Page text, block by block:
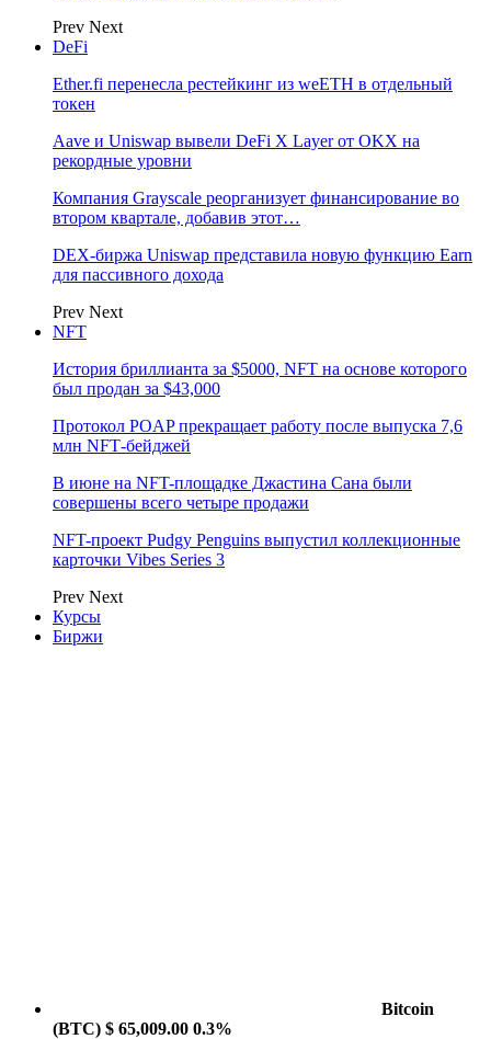
Prev Next
DeFi
Ether.fi перенесла рестейкинг из weETH в отдельный
токен
Aave и Uniswap вывели DeFi X Layer от OKX на
рекордные уровни
Компания Grayscale реорганизует финансирование во
втором квартале, добавив этот…
DEX-биржа Uniswap представила новую функцию Earn
для пассивного дохода
Prev Next
NFT
История бриллианта за $5000, NFT на основе которого
был продан за $43,000
Протокол POAP прекращает работу после выпуска 7,6
млн NFT‑бейджей
В июне на NFT-площадке Джастина Сана были
совершены всего четыре продажи
NFT-проект Pudgy Penguins выпустил коллекционные
карточки Vibes Series 3
Prev Next
Курсы
Биржи
Bitcoin
(BTC) $ 65,009.00 0.3%